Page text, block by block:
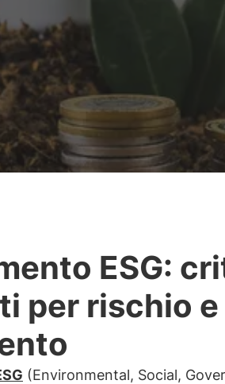
ESG:
per rischio e
(Environmental, Social,